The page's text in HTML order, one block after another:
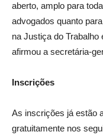
aberto, amplo para
advogados quanto
na Justiça do
afirmou a secretária-
Inscrições
As inscrições já estão
gratuitamente nos